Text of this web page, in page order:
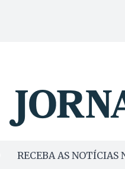
RECEBA AS NOTÍCIAS